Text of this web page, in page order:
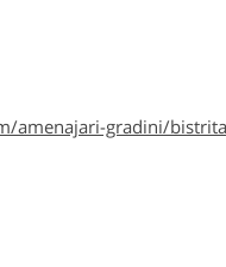
amenajari-gradini/bistrita